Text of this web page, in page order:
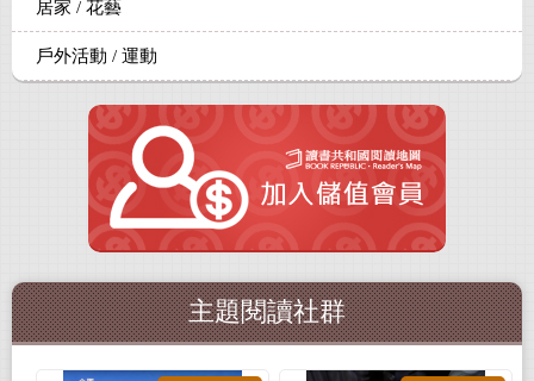
居家 / 花藝
戶外活動 / 運動
主題閱讀社群